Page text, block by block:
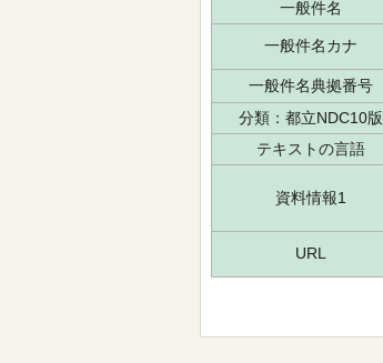
一般件名
一般件名カナ
一般件名典拠番号
分類：都立NDC10版
テキストの言語
資料情報1
URL